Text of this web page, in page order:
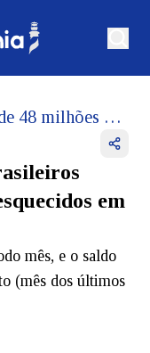
Mais de 48 milhões de brasileiros podem sacar R$ 10,4 bi esquecidos em bancos
em
mês, e o saldo
(mês dos últimos